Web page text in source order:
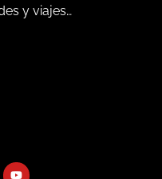
y viajes…